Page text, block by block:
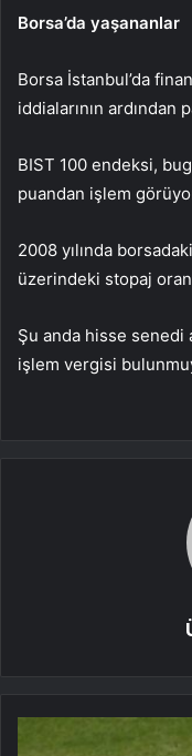
Borsa’da yaşananlar
Borsa İstanbul’da
iddialarının ardından
BIST 100 endeksi,
puandan işlem
2008 yılında
üzerindeki stopaj
Şu anda hisse senedi
işlem vergisi